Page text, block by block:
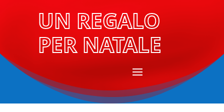
UN REGALO
PER NATALE